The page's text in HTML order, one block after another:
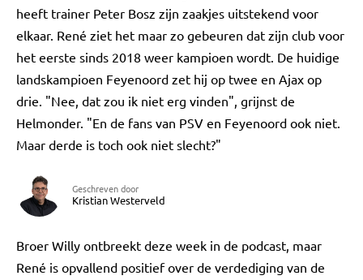
heeft trainer Peter Bosz zijn zaakjes uitstekend voor
elkaar. René ziet het maar zo gebeuren dat zijn club voor
het eerste sinds 2018 weer kampioen wordt. De huidige
landskampioen Feyenoord zet hij op twee en Ajax op
drie. "Nee, dat zou ik niet erg vinden", grijnst de
Helmonder. "En de fans van PSV en Feyenoord ook niet.
Maar derde is toch ook niet slecht?"
Geschreven door
Kristian Westerveld
Broer Willy ontbreekt deze week in de podcast, maar
René is opvallend positief over de verdediging van de